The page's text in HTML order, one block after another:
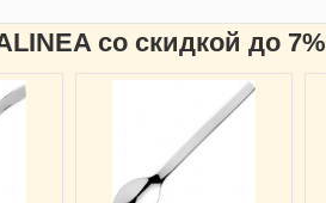
со скидкой до 7%